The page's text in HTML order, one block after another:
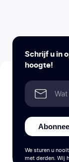
Schrijf u in
hoogte!
We sturen u
met derden. Wij